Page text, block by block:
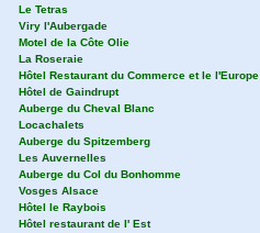
Le Tetras
Viry l'Aubergade
Motel de la Côte Olie
La Roseraie
Hôtel Restaurant du Commerce et le l'Europe
Hôtel de Gaindrupt
Auberge du Cheval Blanc
Locachalets
Auberge du Spitzemberg
Les Auvernelles
Auberge du Col du Bonhomme
Vosges Alsace
Hôtel le Raybois
Hôtel restaurant de l' Est